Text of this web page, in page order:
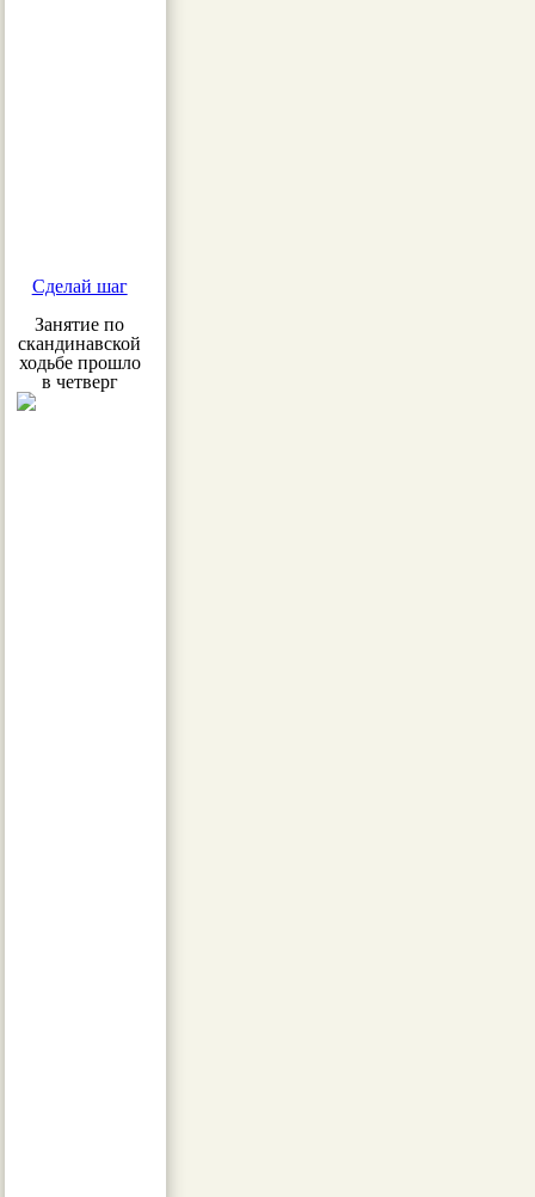
Сделай шаг
Занятие по
скандинавской
ходьбе прошло
в четверг